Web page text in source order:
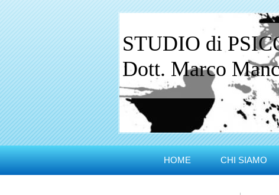
STUDIO di
Dott. Marco
HOME CHI SIAMO